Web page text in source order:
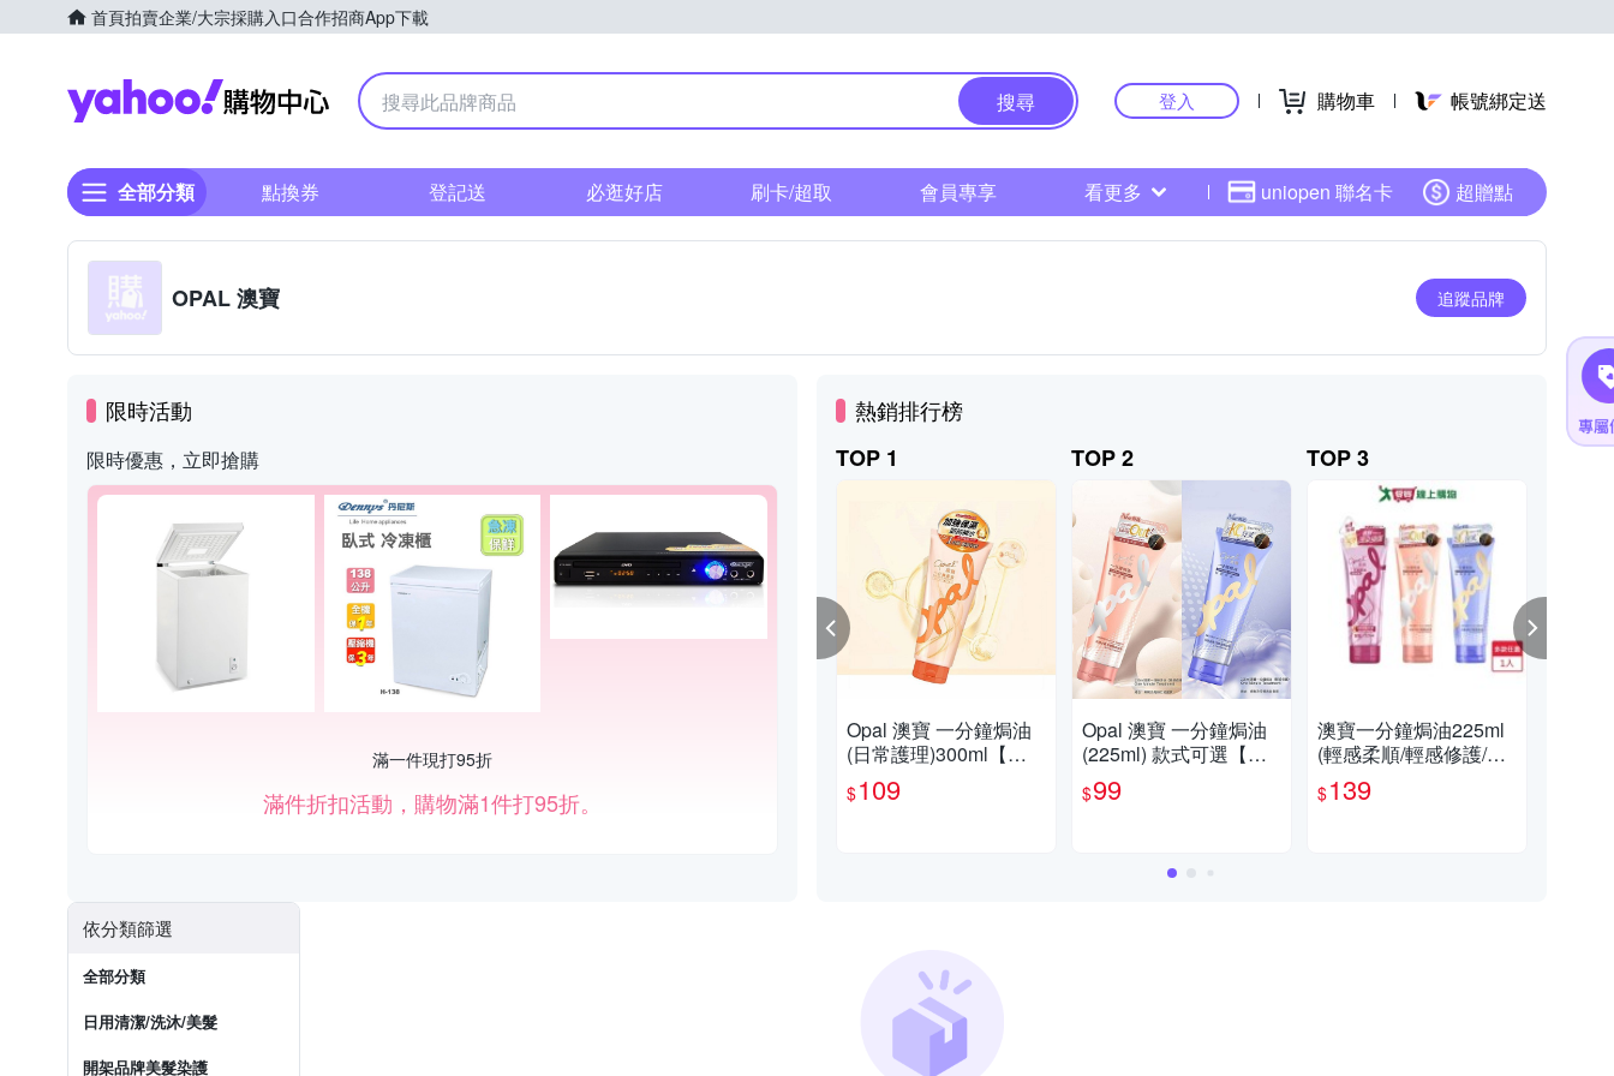
首頁拍賣企業/大宗採購入口合作招商App下載
Yahoo購物中心
搜尋 登入 購物車 帳號綁定送
全部分類 點換券 登記送 必逛好店 刷卡/超取 會員專享 看更多 uniopen 聯名卡 超贈點
OPAL 澳寶 追蹤品牌
限時活動
限時優惠，立即搶購
滿一件現打95折
滿件折扣活動，購物滿1件打95折。
熱銷排行榜
TOP 1
Opal 澳寶 一分鐘焗油
(日常護理)300ml【小三
美日】空運禁送 DS026
261 護髮膜 潤絲 洗頭
$109
TOP 2
Opal 澳寶 一分鐘焗油
(225ml) 款式可選【小
三美日】空運禁送 DS0
26264 護髮膜 潤絲 洗
$99
TOP 3
澳寶一分鐘焗油225ml
(輕感柔順/輕感修護/深
層修護)【愛買】
$139
依分類篩選
全部分類
日用清潔/洗沐/美髮
開架品牌美髮染護